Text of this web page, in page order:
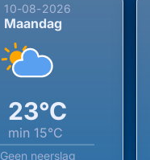
10-08-2026
Maandag
23°C
min15°C
Geen neerslag